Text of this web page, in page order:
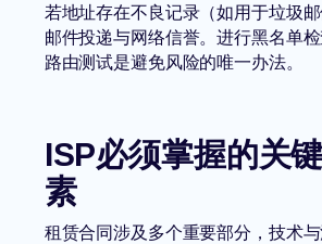
若地址存在不良记录（如用于垃圾
邮件投递与网络信誉。进行黑名单
路由测试是避免风险的唯一办法。
ISP必须掌握的关
素
租赁合同涉及多个重要部分，技术